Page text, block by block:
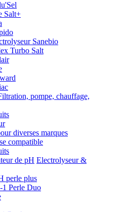
Salt+
Sanebio
Turbo Salt
pompe, chauffage,
diverses marques
compatible
de pH Electrolyseur &
perle plus
1 Perle Duo